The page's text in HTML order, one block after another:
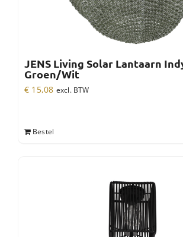
JENS Living Solar Lantaarn
Groen/Wit
€ 15,08 excl. BTW
Bestel